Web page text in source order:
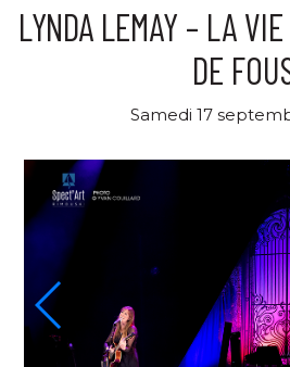
LYNDA LEMAY – LA
DE
Samedi 17